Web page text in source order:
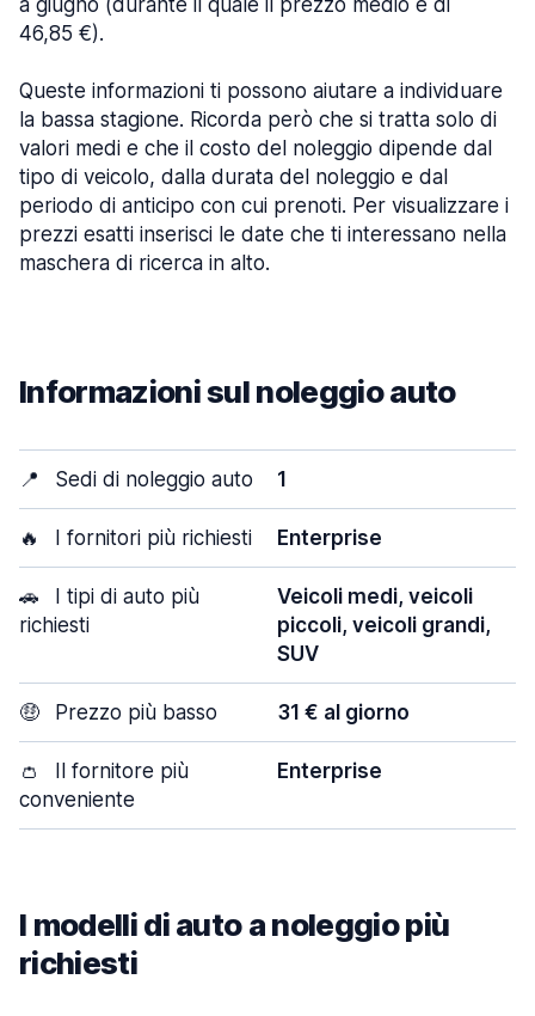
a giugno (durante il quale il prezzo medio è di
46,85 €).
Queste informazioni ti possono aiutare a individuare
la bassa stagione. Ricorda però che si tratta solo di
valori medi e che il costo del noleggio dipende dal
tipo di veicolo, dalla durata del noleggio e dal
periodo di anticipo con cui prenoti. Per visualizzare i
prezzi esatti inserisci le date che ti interessano nella
maschera di ricerca in alto.
Informazioni sul noleggio auto
📍 Sedi di noleggio auto 1
🔥 I fornitori più richiesti Enterprise
🚗
I tipi di auto più
richiesti
Veicoli medi, veicoli
piccoli, veicoli grandi,
SUV
🤑 Prezzo più basso 31 € al giorno
👛
Il fornitore più
conveniente
Enterprise
I modelli di auto a noleggio più
richiesti